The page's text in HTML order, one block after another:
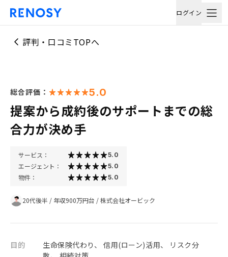
ログイン
評判・口コミTOPへ
総合評価： 5.0
提案から成約後のサポートまでの総
合力が決め手
サービス： 5.0
エージェント： 5.0
物件： 5.0
20代後半 / 年収900万円台 /株式会社オービック
目的
生命保険代わり、 信用(ローン)活用、 リスク分